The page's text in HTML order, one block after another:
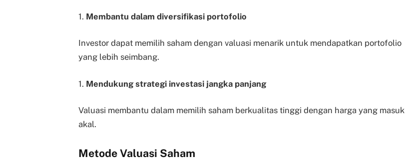
1. Membantu dalam diversifikasi portofolio
Investor dapat memilih saham dengan valuasi menarik untuk mendapatkan portofolio
yang lebih seimbang.
1. Mendukung strategi investasi jangka panjang
Valuasi membantu dalam memilih saham berkualitas tinggi dengan harga yang masuk
akal.
Metode Valuasi Saham